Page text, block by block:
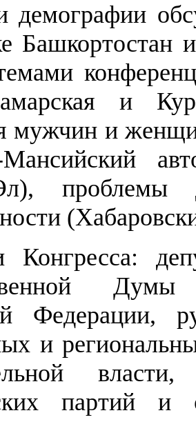
демографии
Башкортостан
и
мужчин и
проблемы
Конгресса:
Федерации,
и
партий и